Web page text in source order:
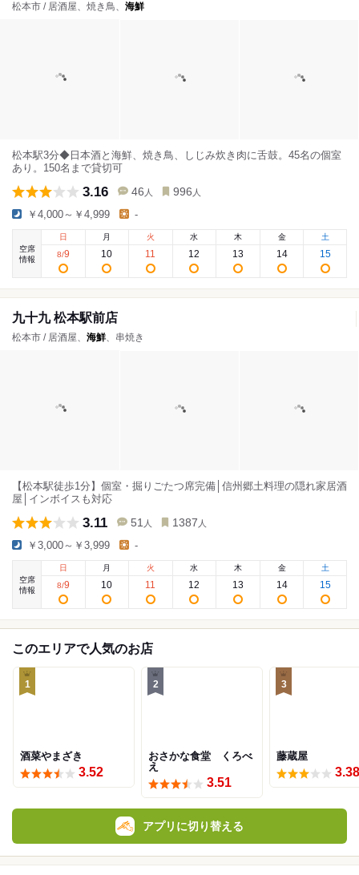
松本市 / 居酒屋、焼き鳥、 海鮮
松本駅3分◆日本酒と海鮮、焼き鳥、しじみ炊き肉に舌鼓。45名の個室
あり。150名まで貸切可
3.16 46 人 996 人
￥4,000～￥4,999 -
空席
情報
日
8/9
月
10
火
11
水
12
木
13
金
14
土
15
九十九 松本駅前店
松本市 / 居酒屋、 海鮮、串焼き
【松本駅徒歩1分】個室・掘りごたつ席完備│信州郷土料理の隠れ家居酒
屋│インボイスも対応
3.11 51 人 1387 人
￥3,000～￥3,999 -
空席
情報
日
8/9
月
10
火
11
水
12
木
13
金
14
土
15
このエリアで人気のお店
1
酒菜やまざき
3.52
2
おさかな食堂 くろべ
え
3.51
3
藤蔵屋
3.38
アプリに切り替える